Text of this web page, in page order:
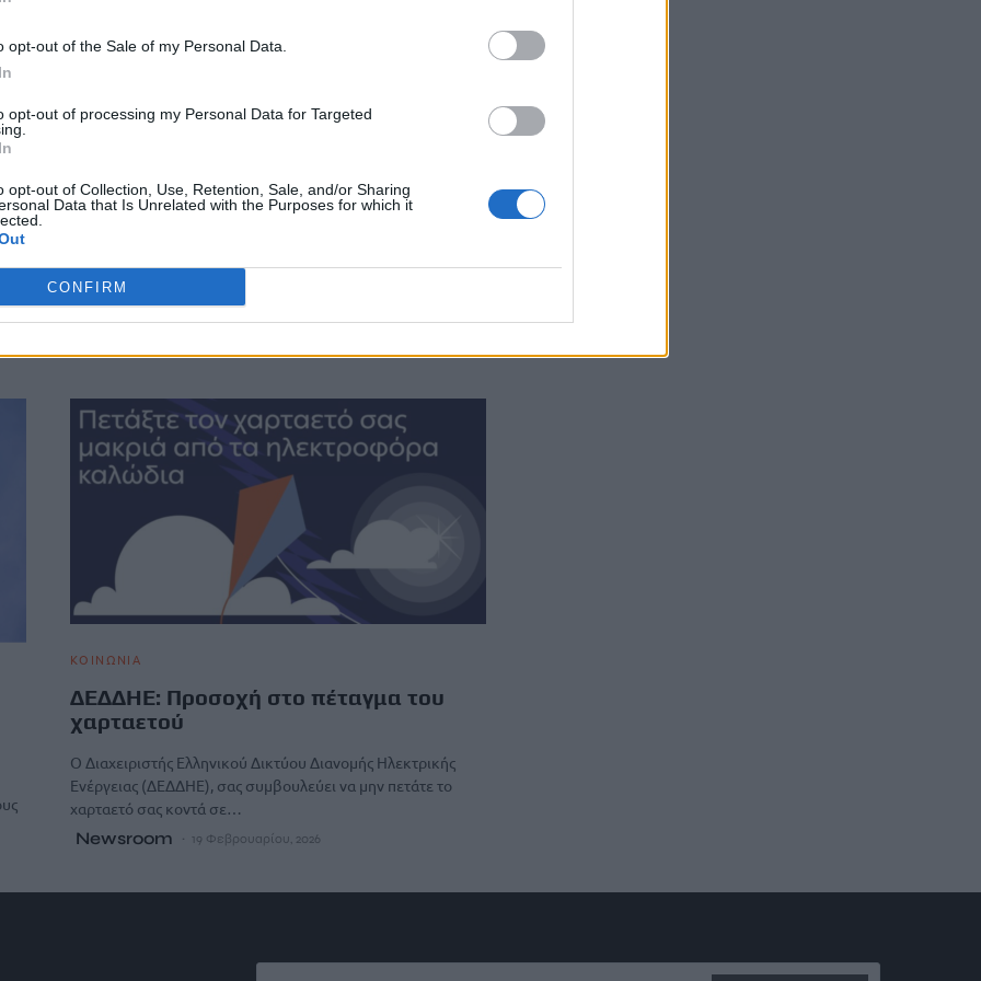
opt-out of the Sale of my Personal Data.
opt-out of processing my Personal Data for Targeted
opt-out of Collection, Use, Retention, Sale, and/or Sharing
Data that Is Unrelated with the Purposes for which it
CONFIRM
Τι να κάνετε αν μπλεχτεί σε καλώδια
εφιστά ο ΔΕΔΔΗΕ, καθώς υπάρχει σοβαρός
κίνδυνος ηλεκτροπληξίας και διακοπής της παροχής
ρεύματος…
ΚΟΙΝΩΝΙΑ
ΔΕΔΔΗΕ: Προσοχή στο πέταγμα του
χαρταετού
Ο Διαχειριστής Ελληνικού Δικτύου Διανομής Ηλεκτρικής
Ενέργειας (ΔΕΔΔΗΕ), σας συμβουλεύει να μην πετάτε το
χαρταετό σας κοντά σε…
Newsroom 19 Φεβρουαρίου, 2026